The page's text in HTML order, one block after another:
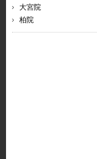
大宮院
柏院